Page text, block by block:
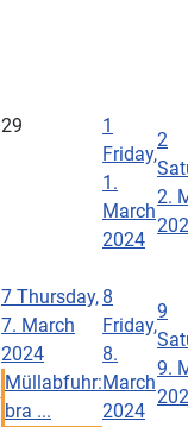
29
1
Friday,
1.
March
2024
2
2.
7 Thursday,
7. March
2024
Müllabfuhr:
bra ...
8
Friday,
8.
March
2024
9
9.